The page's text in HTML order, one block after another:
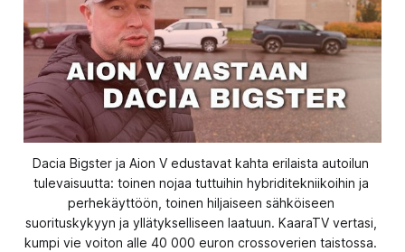
Dacia Bigster ja Aion V edustavat kahta erilaista autoilun
tulevaisuutta: toinen nojaa tuttuihin hybriditekniikoihin ja
perhekäyttöön, toinen hiljaiseen sähköiseen
suorituskykyyn ja yllätykselliseen laatuun. KaaraTV vertasi,
kumpi vie voiton alle 40 000 euron crossoverien taistossa.